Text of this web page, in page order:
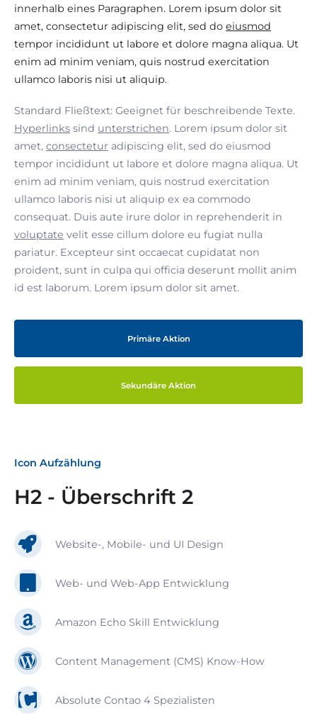
innerhalb eines Paragraphen. Lorem ipsum dolor sit
amet, consectetur adipiscing elit, sed do eiusmod
tempor incididunt ut labore et dolore magna aliqua. Ut
enim ad minim veniam, quis nostrud exercitation
ullamco laboris nisi ut aliquip.
Standard Fließtext: Geeignet für beschreibende Texte.
Hyperlinks sind unterstrichen. Lorem ipsum dolor sit
amet, consectetur adipiscing elit, sed do eiusmod
tempor incididunt ut labore et dolore magna aliqua. Ut
enim ad minim veniam, quis nostrud exercitation
ullamco laboris nisi ut aliquip ex ea commodo
consequat. Duis aute irure dolor in reprehenderit in
voluptate velit esse cillum dolore eu fugiat nulla
pariatur. Excepteur sint occaecat cupidatat non
proident, sunt in culpa qui officia deserunt mollit anim
id est laborum. Lorem ipsum dolor sit amet.
Primäre Aktion
Sekundäre Aktion
Icon Aufzählung
H2 - Überschrift 2
Website-, Mobile- und UI Design
Web- und Web-App Entwicklung
Amazon Echo Skill Entwicklung
Content Management (CMS) Know-How
Absolute Contao 4 Spezialisten